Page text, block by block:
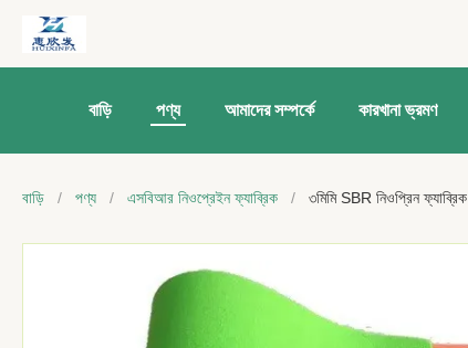
বাড়ি পণ্য আমাদের সম্পর্কে কারখানা ভ্রমণ
বাড়ি / পণ্য / এসবিআর নিওপ্রেইন ফ্যাব্রিক / ৩মিমি SBR নিওপ্রিন ফ্যাব্রিক